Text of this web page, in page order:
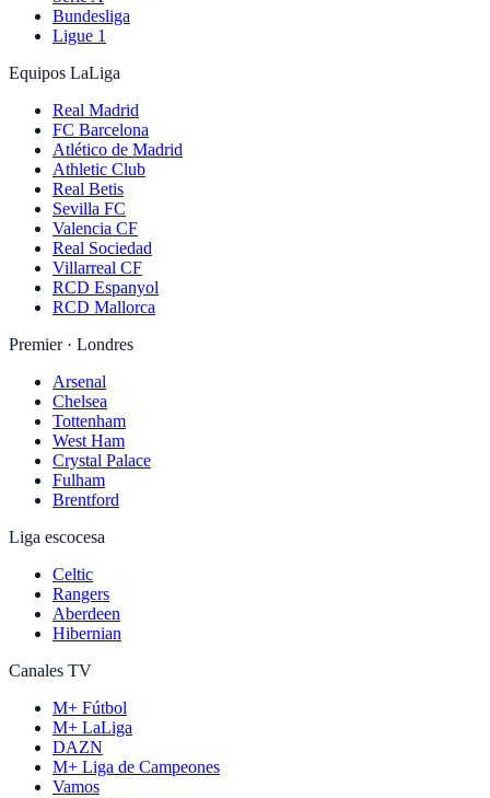
Bundesliga
Ligue 1
Equipos LaLiga
Real Madrid
FC Barcelona
Atlético de Madrid
Athletic Club
Real Betis
Sevilla FC
Valencia CF
Real Sociedad
Villarreal CF
RCD Espanyol
RCD Mallorca
Premier · Londres
Arsenal
Chelsea
Tottenham
West Ham
Crystal Palace
Fulham
Brentford
Liga escocesa
Celtic
Rangers
Aberdeen
Hibernian
Canales TV
M+ Fútbol
M+ LaLiga
DAZN
M+ Liga de Campeones
Vamos